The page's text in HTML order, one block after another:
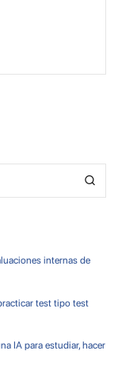
internas de
test tipo test
IA para estudiar, hacer